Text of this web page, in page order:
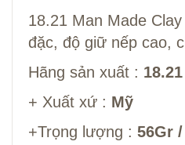
18.21 Man Made
đặc, độ giữ nếp cao,
Hãng sản xuất :
+ Xuất xứ : Mỹ
+Trọng lượng : 56Gr